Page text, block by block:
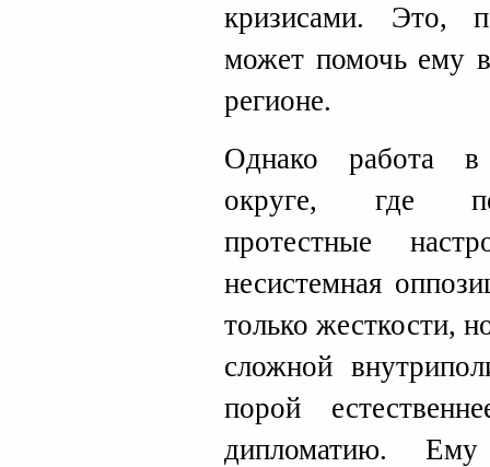
кризисами. Это,
может помочь ему
регионе.
Однако работа в
округе, где
протестные
несистемная
только жесткости,
сложной
порой
дипломатию. Ему